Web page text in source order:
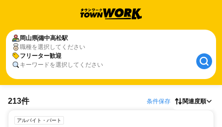
岡山県備中高松駅
職種を選択してください
フリーター歓迎
キーワードを選択してください
213件 条件保存 関連度順
アルバイト・パート